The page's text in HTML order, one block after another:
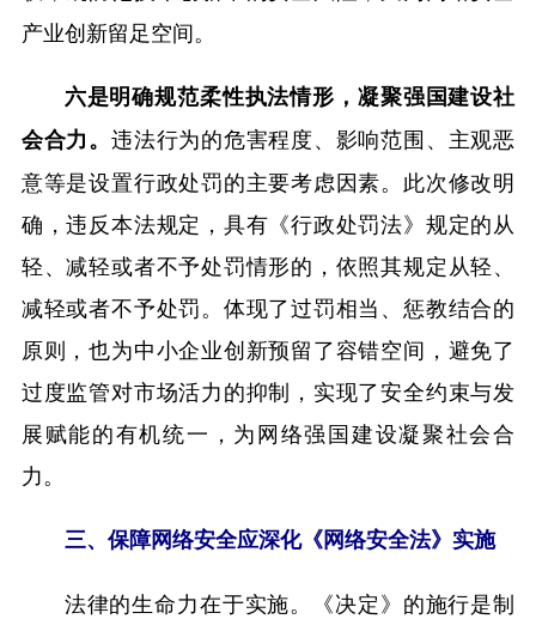
产业创新留足空间。
六是明确规范柔性执法情形，凝聚强国建设社
会合力。 违法行为的危害程度、影响范围、主观恶
意等是设置行政处罚的主要考虑因素。此次修改明
确，违反本法规定，具有《行政处罚法》规定的从
轻、减轻或者不予处罚情形的，依照其规定从轻、
减轻或者不予处罚。体现了过罚相当、惩教结合的
原则，也为中小企业创新预留了容错空间，避免了
过度监管对市场活力的抑制，实现了安全约束与发
展赋能的有机统一，为网络强国建设凝聚社会合
力。
三、保障网络安全应深化《网络安全法》实施
法律的生命力在于实施。《决定》的施行是制